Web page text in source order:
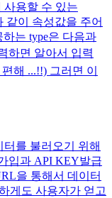
사용할 수 있는
같이 속성값을 주어
는 type은 다음과
하면 알아서 입력
해 ...!!) 그러면 이
를 불러오기 위해
입과 API KEY발급
을 통해서 데이터
게도 사용자가 얻고